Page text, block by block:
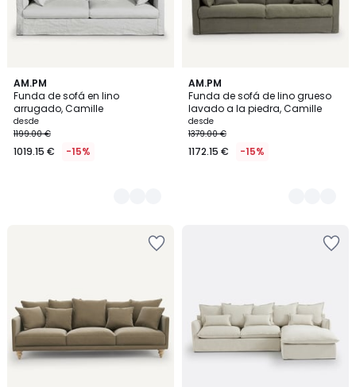
AM.PM
Funda de sofá en lino
arrugado, Camille
desde
1199.00 €
1019.15 € -15%
2
Colores
AM.PM
Funda de sofá de lino grueso
lavado a la piedra, Camille
desde
1379.00 €
1172.15 € -15%
2
Colores